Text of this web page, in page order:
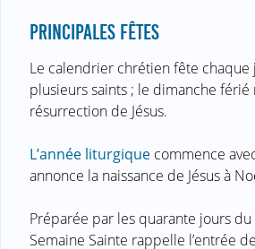
PRINCIPALES FÊTES
Le calendrier chrétien fête chaque
plusieurs saints ; le dimanche
résurrection de Jésus.
L’année liturgique commence
annonce la naissance de Jésus à
Préparée par les quarante jours du
Semaine Sainte rappelle l’entrée